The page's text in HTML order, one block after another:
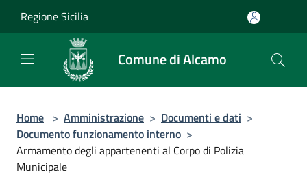
Regione Sicilia
Comune di Alcamo
Home > Amministrazione > Documenti e dati >
Documento funzionamento interno >
Armamento degli appartenenti al Corpo di Polizia
Municipale